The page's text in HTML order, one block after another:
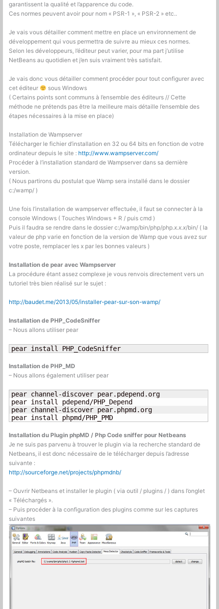
garantissent la qualité et l’apparence du code.
Ces normes peuvent avoir pour nom « PSR-1 », « PSR-2 » etc..
Je vais vous détailler comment mettre en place un environnement de
développement qui vous permettra de suivre au mieux ces normes.
Selon les développeurs, l’éditeur peut varier, pour ma part j’utilise
NetBeans au quotidien et j’en suis vraiment très satisfait.
Je vais donc vous détailler comment procéder pour tout configurer avec
cet éditeur
sous Windows
( Certains points sont communs à l’ensemble des éditeurs // Cette
méthode ne prétends pas être la meilleure mais détaille l’ensemble des
étapes nécessaires à la mise en place)
Installation de Wampserver
Télécharger le fichier d’installation en 32 ou 64 bits en fonction de votre
ordinateur depuis le site : http://www.wampserver.com/
Procéder à l’installation standard de Wampserver dans sa dernière
version.
( Nous partirons du postulat que Wamp sera installé dans le dossier
c:/wamp/ )
Une fois l’installation de wampserver effectuée, il faut se connecter à la
console Windows ( Touches Windows + R / puis cmd )
Puis il faudra se rendre dans le dossier c:/wamp/bin/php/php.x.x.x/bin/ ( la
valeur de php varie en fonction de la version de Wamp que vous avez sur
votre poste, remplacer les x par les bonnes valeurs )
Installation de pear avec Wampserver
La procédure étant assez complexe je vous renvois directement vers un
tutoriel très bien réalisé sur le sujet :
http://baudet.me/2013/05/installer-pear-sur-son-wamp/
Installation de PHP_CodeSniffer
– Nous allons utiliser pear
pear install PHP_CodeSniffer
Installation de PHP_MD
– Nous allons également utiliser pear
pear channel-discover pear.pdepend.org
pear install pdepend/PHP_Depend
pear channel-discover pear.phpmd.org
pear install phpmd/PHP_PMD
Installation du Plugin phpMD / Php Code sniffer pour Netbeans
Je ne suis pas parvenu à trouver le plugin via la recherche standard de
Netbeans, il est donc nécessaire de le télécharger depuis l’adresse
suivante :
http://sourceforge.net/projects/phpmdnb/
– Ouvrir Netbeans et installer le plugin ( via outil / plugins / ) dans l’onglet
« Téléchargés ».
– Puis procéder à la configuration des plugins comme sur les captures
suivantes